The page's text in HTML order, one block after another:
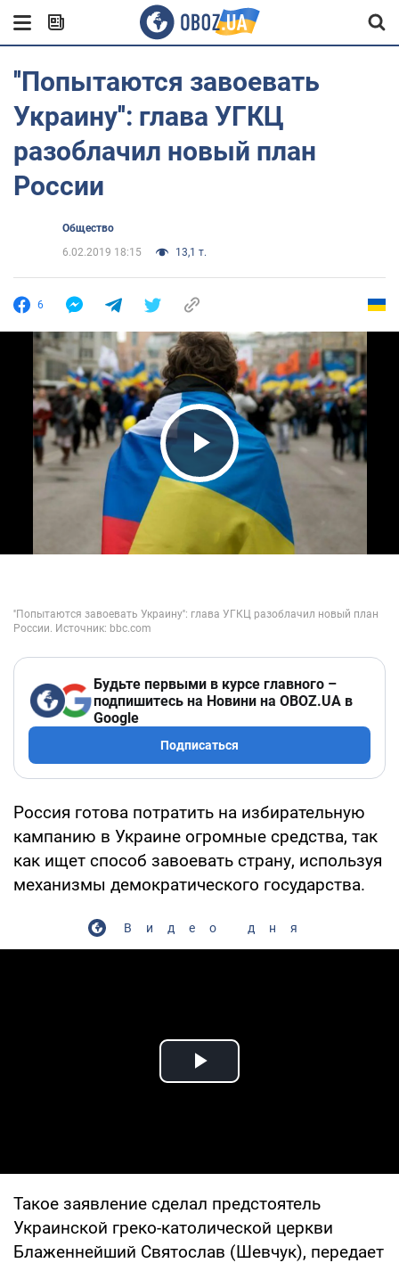
''Попытаются завоевать
Украину'': глава УГКЦ
разоблачил новый план
России
Общество
6.02.2019 18:15
13,1 т.
6
Play Video
Будьте первыми в курсе главного –
подпишитесь на Новини на OBOZ.UA в
Google
Подписаться
Россия готова потратить на избирательную
кампанию в Украине огромные средства, так
как ищет способ завоевать страну, используя
механизмы демократического государства.
Видео дня
Play Video
Такое заявление сделал предстоятель
Украинской греко-католической церкви
Блаженнейший Святослав (Шевчук), передает